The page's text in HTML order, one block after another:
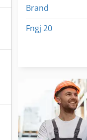
Brand
Fngj 20
International